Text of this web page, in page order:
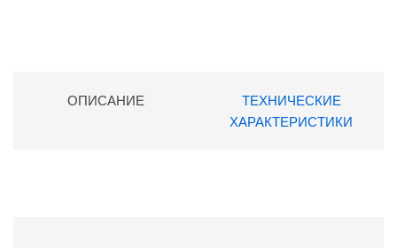
ОПИСАНИЕ
ТЕХНИЧЕСКИЕ
ХАРАКТЕРИСТИКИ